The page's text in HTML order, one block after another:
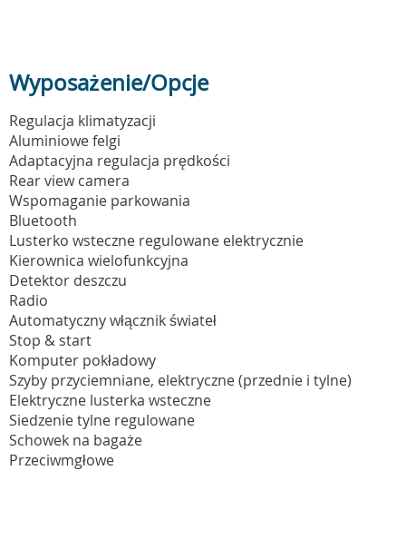
Wyposażenie/Opcje
Regulacja klimatyzacji
Aluminiowe felgi
Adaptacyjna regulacja prędkości
Rear view camera
Wspomaganie parkowania
Bluetooth
Lusterko wsteczne regulowane elektrycznie
Kierownica wielofunkcyjna
Detektor deszczu
Radio
Automatyczny włącznik świateł
Stop & start
Komputer pokładowy
Szyby przyciemniane, elektryczne (przednie i tylne)
Elektryczne lusterka wsteczne
Siedzenie tylne regulowane
Schowek na bagaże
Przeciwmgłowe